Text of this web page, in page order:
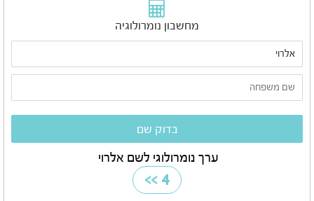
מחשבון נומרולוגיה
ערך נומרולוגי לשם אלרוי
4
>>